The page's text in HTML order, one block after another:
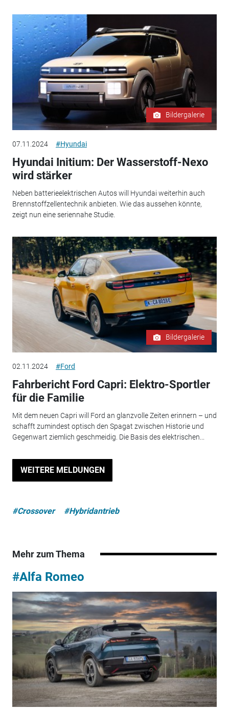
Bildergalerie
07.11.2024 #Hyundai
Hyundai Initium: Der Wasserstoff-Nexo
wird stärker
Neben batterieelektrischen Autos will Hyundai weiterhin auch
Brennstoffzellentechnik anbieten. Wie das aussehen könnte,
zeigt nun eine seriennahe Studie.
Bildergalerie
02.11.2024 #Ford
Fahrbericht Ford Capri: Elektro-Sportler
für die Familie
Mit dem neuen Capri will Ford an glanzvolle Zeiten erinnern – und
schafft zumindest optisch den Spagat zwischen Historie und
Gegenwart ziemlich geschmeidig. Die Basis des elektrischen...
WEITERE MELDUNGEN
#Crossover #Hybridantrieb
Mehr zum Thema
#Alfa Romeo